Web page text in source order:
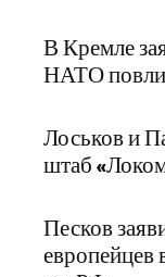
В Кремле
НАТО
Лоськов и
штаб
Песков
европейцев